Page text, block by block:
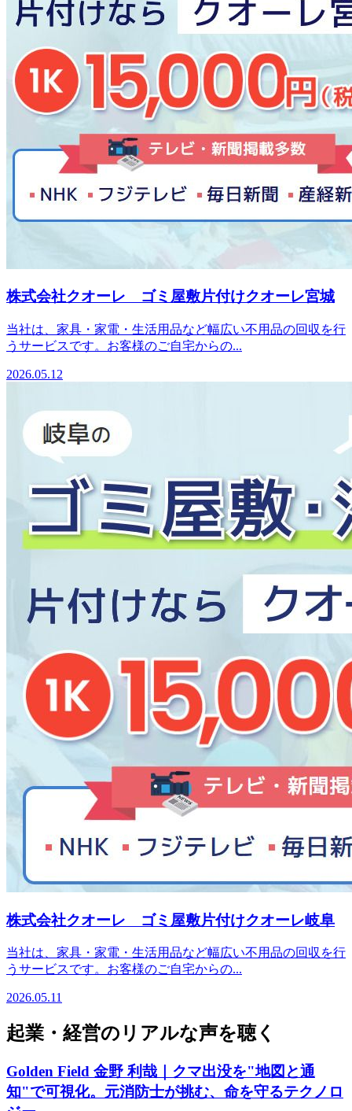
株式会社クオーレ ゴミ屋敷片付けクオーレ宮城
当社は、家具・家電・生活用品など幅広い不用品の回収を行
うサービスです。お客様のご自宅からの...
2026.05.12
株式会社クオーレ ゴミ屋敷片付けクオーレ岐阜
当社は、家具・家電・生活用品など幅広い不用品の回収を行
うサービスです。お客様のご自宅からの...
2026.05.11
起業・経営のリアルな声を聴く
Golden Field 金野 利哉｜クマ出没を"地図と通
知"で可視化。元消防士が挑む、命を守るテクノロ